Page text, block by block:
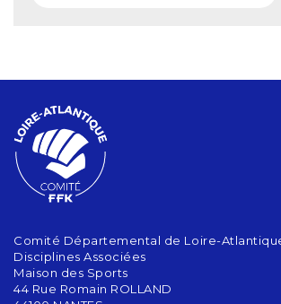
Comité Départemental de Loire-
Disciplines Associées
Maison des Sports
44 Rue Romain ROLLAND